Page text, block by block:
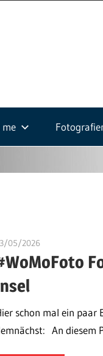
05/2026ulomek_foto
schon mal ein paar
An diesem